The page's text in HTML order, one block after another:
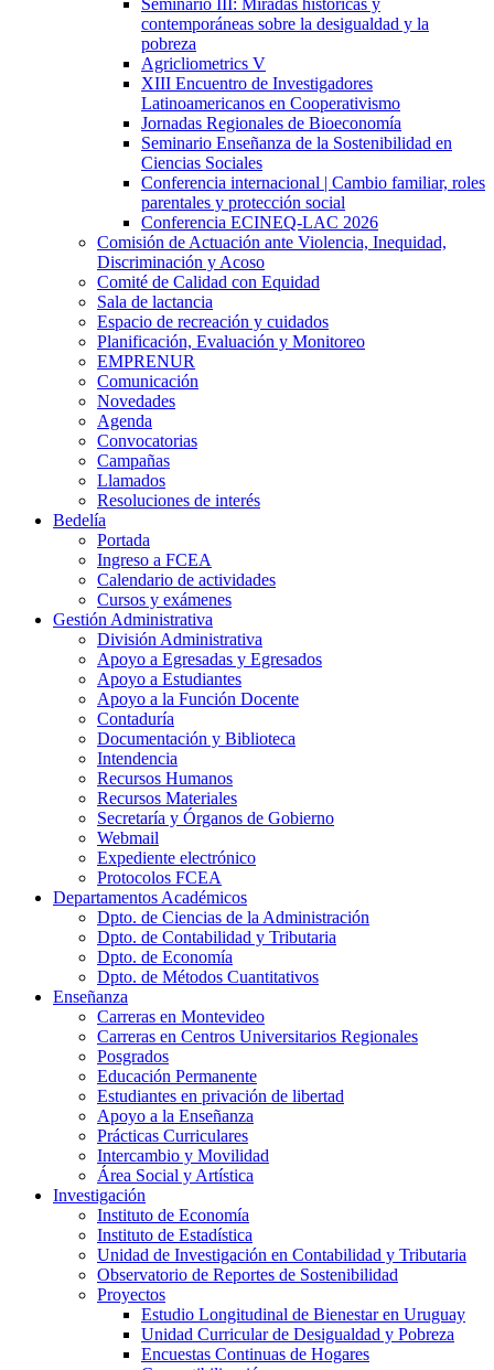
contemporáneas sobre la desigualdad y la
pobreza
Agricliometrics V
XIII Encuentro de Investigadores
Latinoamericanos en Cooperativismo
Jornadas Regionales de Bioeconomía
Seminario Enseñanza de la Sostenibilidad en
Ciencias Sociales
Conferencia internacional | Cambio familiar, roles
parentales y protección social
Conferencia ECINEQ-LAC 2026
Comisión de Actuación ante Violencia, Inequidad,
Discriminación y Acoso
Comité de Calidad con Equidad
Sala de lactancia
Espacio de recreación y cuidados
Planificación, Evaluación y Monitoreo
EMPRENUR
Comunicación
Novedades
Agenda
Convocatorias
Campañas
Llamados
Resoluciones de interés
Bedelía
Portada
Ingreso a FCEA
Calendario de actividades
Cursos y exámenes
Gestión Administrativa
División Administrativa
Apoyo a Egresadas y Egresados
Apoyo a Estudiantes
Apoyo a la Función Docente
Contaduría
Documentación y Biblioteca
Intendencia
Recursos Humanos
Recursos Materiales
Secretaría y Órganos de Gobierno
Webmail
Expediente electrónico
Protocolos FCEA
Departamentos Académicos
Dpto. de Ciencias de la Administración
Dpto. de Contabilidad y Tributaria
Dpto. de Economía
Dpto. de Métodos Cuantitativos
Enseñanza
Carreras en Montevideo
Carreras en Centros Universitarios Regionales
Posgrados
Educación Permanente
Estudiantes en privación de libertad
Apoyo a la Enseñanza
Prácticas Curriculares
Intercambio y Movilidad
Área Social y Artística
Investigación
Instituto de Economía
Instituto de Estadística
Unidad de Investigación en Contabilidad y Tributaria
Observatorio de Reportes de Sostenibilidad
Proyectos
Estudio Longitudinal de Bienestar en Uruguay
Unidad Curricular de Desigualdad y Pobreza
Encuestas Continuas de Hogares